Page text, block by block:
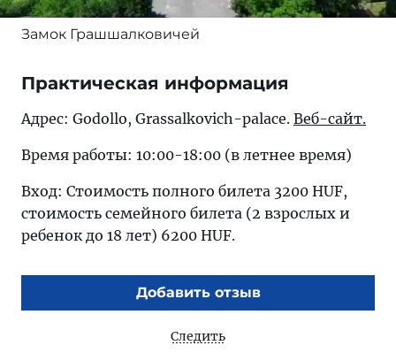
Замок Грашшалковичей
Практическая информация
Адрес: Godollo, Grassalkovich-palace. Веб-сайт.
Время работы: 10:00-18:00 (в летнее время)
Вход: Стоимость полного билета 3200 HUF,
стоимость семейного билета (2 взрослых и
ребенок до 18 лет) 6200 HUF.
Добавить отзыв
Следить